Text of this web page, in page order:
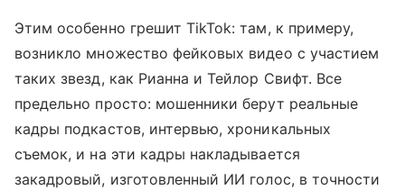
Этим особенно грешит TikTok: там, к примеру,
возникло множество фейковых видео с участием
таких звезд, как Рианна и Тейлор Свифт. Все
предельно просто: мошенники берут реальные
кадры подкастов, интервью, хроникальных
съемок, и на эти кадры накладывается
закадровый, изготовленный ИИ голос, в точности